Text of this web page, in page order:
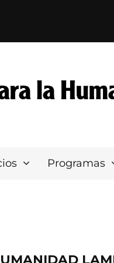
Programas